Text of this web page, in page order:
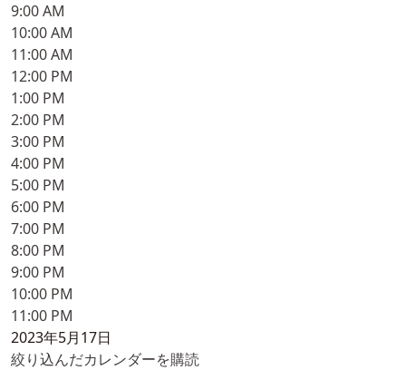
9:00 AM
10:00 AM
11:00 AM
12:00 PM
1:00 PM
2:00 PM
3:00 PM
4:00 PM
5:00 PM
6:00 PM
7:00 PM
8:00 PM
9:00 PM
10:00 PM
11:00 PM
2023年5月17日
絞り込んだカレンダーを購読